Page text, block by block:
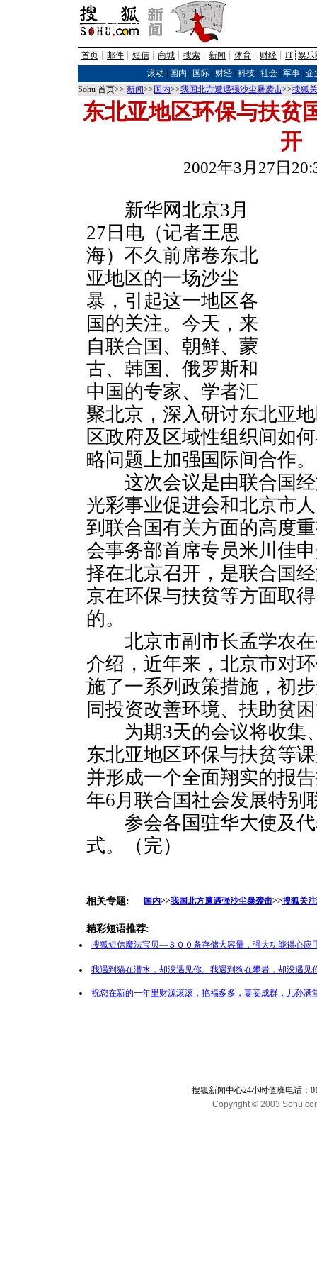
首页 ┊ 邮件 ┊ 短信 ┊ 商城 ┊ 搜索 ┊ 新闻 ┊ 体育 ┊ 财经 ┊ IT┊ 娱乐
滚动
国内 国际| 财经| 科技| 社会| 军事| 企
Sohu 首页>> 新闻>> 国内>>我国北方遭遇强沙尘暴袭击>>搜狐
东北亚地区环保与扶贫
开
2002年3月27日
新华网北京3月
27日电（记者王思
海）不久前席卷东北
亚地区的一场沙尘
暴，引起这一地区各
国的关注。今天，来
自联合国、朝鲜、蒙
古、韩国、俄罗斯和
中国的专家、学者汇
聚北京，深入研讨东北亚
区政府及区域性组织间如
略问题上加强国际间合作。
这次会议是由联合国经
光彩事业促进会和北京市
到联合国有关方面的高度
会事务部首席专员米川佳
择在北京召开，是联合国
京在环保与扶贫等方面取
的。
北京市副市长孟学农在
介绍，近年来，北京市对
施了一系列政策措施，初
同投资改善环境、扶助贫
为期3天的会议将收集
东北亚地区环保与扶贫等
并形成一个全面翔实的报
年6月联合国社会发展特别
参会各国驻华大使及代
式。（完）
相关专题: 国内>>我国北方遭遇强沙尘暴袭击>>搜狐关
精彩短语推荐:
搜狐短信魔法宝贝—３００条存储大容量，强大功能得心应
我遇到猫在潜水，却没遇见你。我遇到狗在攀岩，却没遇
祝您在新的一年里财源滚滚，艳福多多，妻妾成群，儿孙
搜狐新闻中心24小时值班电话：
Copyright © 2003